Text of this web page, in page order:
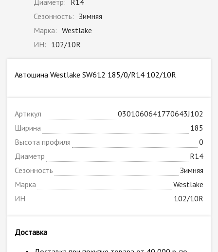
Диаметр: R14
Сезонность: Зимняя
Марка: Westlake
ИН: 102/10R
Автошина Westlake SW612 185/0/R14 102/10R
Артикул
0301060641770643J102
Ширина
185
Высота профиля
0
Диаметр
R14
Сезонность
Зимняя
Марка
Westlake
ИН
102/10R
Доставка